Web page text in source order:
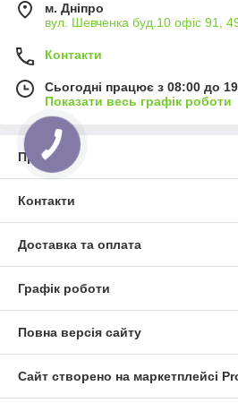
м. Дніпро
вул. Шевченка буд.10 офіс 91,
Контакти
Сьогодні працює з 08:00 до
Показати весь графік роботи
Про нас
Контакти
Доставка та оплата
Графік роботи
Повна версія сайту
Сайт створено на маркетплейсі